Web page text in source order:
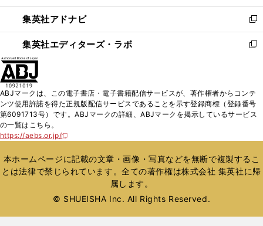
開
く
ウ
で
開
く
ン
ド
ウ
で
ウ
ィ
ン
ド
く
集英社アドナビ
新
し
い
ド
ウ
で
集英社エディターズ・ラボ
新
ィ
ン
ド
開
く
ABJマークは、この電子書店・電子書籍配信サービスが、著作権者からコンテ
ンツ使用許諾を得た正規版配信サービスであることを示す登録商標（登録番号
第6091713号）です。ABJマークの詳細、ABJマークを掲示しているサービス
の一覧はこちら。
https://aebs.or.jp/
新
い
ウ
ィ
ウ
本ホームページに記載の文章・画像・写真などを無断で複製するこ
とは法律で禁じられています。全ての著作権は株式会社 集英社に帰
属します。
© SHUEISHA Inc. All Rights Reserved.